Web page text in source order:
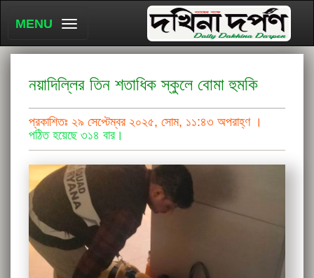
MENU
নয়াদিল্লির তিন শতাধিক স্কুলে বোমা হুমকি
প্রকাশিতঃ ২৯ সেপ্টেম্বর ২০২৫, সোম, ১১:৪৩ অপরাহ্ণ ।
পঠিত হয়েছে ৩১৪ বার।